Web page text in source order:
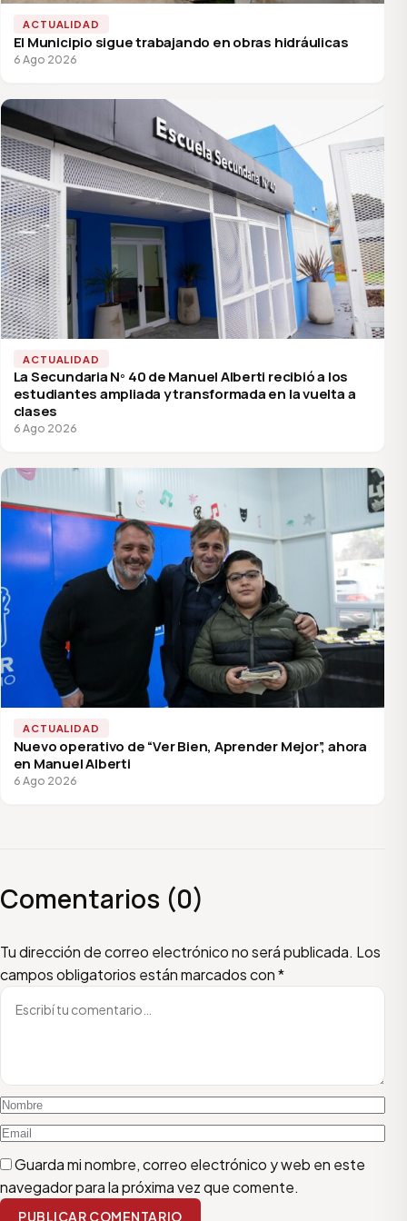
ACTUALIDAD
El Municipio sigue trabajando en obras hidráulicas
6 Ago 2026
ACTUALIDAD
La Secundaria Nº 40 de Manuel Alberti recibió a los
estudiantes ampliada y transformada en la vuelta a
clases
6 Ago 2026
ACTUALIDAD
Nuevo operativo de “Ver Bien, Aprender Mejor”, ahora
en Manuel Alberti
6 Ago 2026
Comentarios (0)
Tu dirección de correo electrónico no será publicada. Los
campos obligatorios están marcados con*
Escribí tu comentario
Nombre
Email
Guarda mi nombre, correo electrónico y web en este
navegador para la próxima vez que comente.
PUBLICAR COMENTARIO